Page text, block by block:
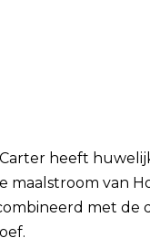
heeft
maalstroom van
met de